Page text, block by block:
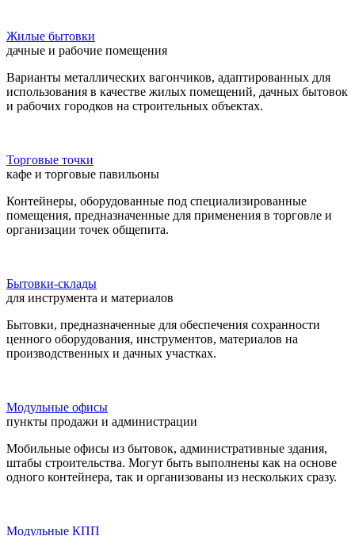
Жилые бытовки
дачные и рабочие помещения
Варианты металлических вагончиков, адаптированных для
использования в качестве жилых помещений, дачных бытовок
и рабочих городков на строительных объектах.
Торговые точки
кафе и торговые павильоны
Контейнеры, оборудованные под специализированные
помещения, предназначенные для применения в торговле и
организации точек общепита.
Бытовки-склады
для инструмента и материалов
Бытовки, предназначенные для обеспечения сохранности
ценного оборудования, инструментов, материалов на
производственных и дачных участках.
Модульные офисы
пункты продажи и администрации
Мобильные офисы из бытовок, административные здания,
штабы строительства. Могут быть выполнены как на основе
одного контейнера, так и организованы из нескольких сразу.
Модульные КПП